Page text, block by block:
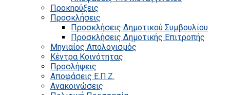
Προκηρύξεις
Προσκλήσεις
Προσκλήσεις Δημοτικού Συμβουλίου
Προσκλήσεις Δημοτικής Επιτροπής
Μηνιαίος Απολογισμός
Κέντρα Κοινότητας
Προσλήψεις
Αποφάσεις Ε.Π.Ζ.
Ανακοινώσεις